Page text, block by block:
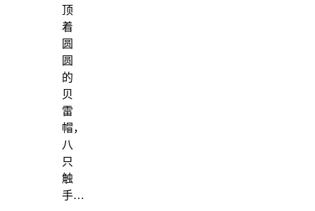
顶
着
圆
圆
的
贝
雷
帽，
八
只
触
手…